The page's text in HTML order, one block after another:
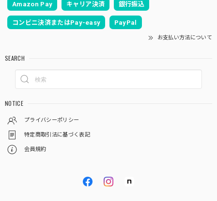
Amazon Pay キャリア決済 銀行振込
コンビニ決済またはPay-easy PayPal
お支払い方法について
SEARCH
NOTICE
プライバシーポリシー
特定商取引法に基づく表記
会員規約